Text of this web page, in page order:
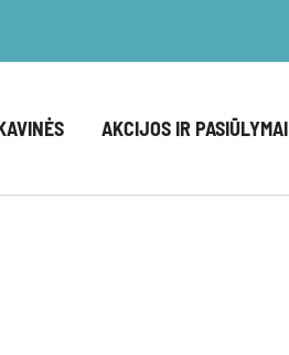
AKCIJOS IR PASIŪLYMAI